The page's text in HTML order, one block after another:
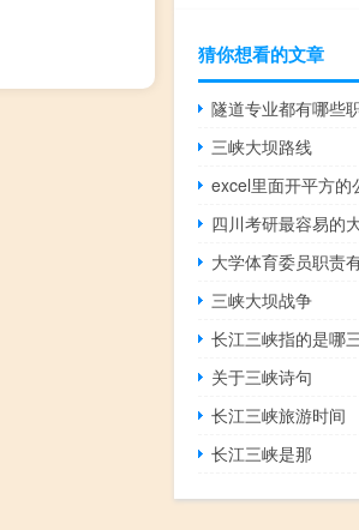
猜你想看的文章
隧道专业都有哪些
三峡大坝路线
四川考研最容易的
大学体育委员职责
三峡大坝战争
长江三峡指的是哪
关于三峡诗句
长江三峡旅游时间
长江三峡是那